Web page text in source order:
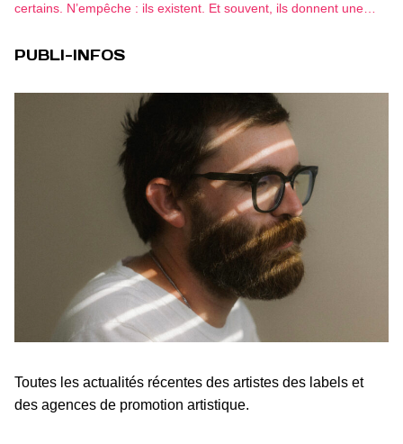
certains. N’empêche : ils existent. Et souvent, ils donnent une…
PUBLI-INFOS
Toutes les actualités récentes des artistes des labels et
des agences de promotion artistique.